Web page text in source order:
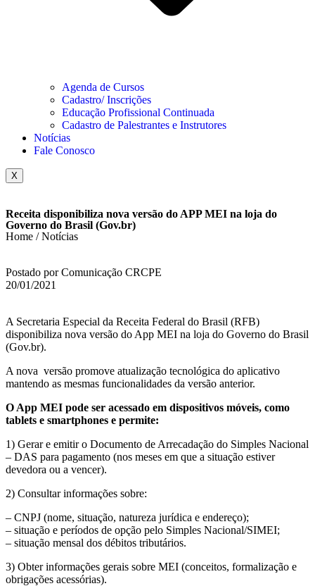
Agenda de Cursos
Cadastro/ Inscrições
Educação Profissional Continuada
Cadastro de Palestrantes e Instrutores
Notícias
Fale Conosco
X
Receita disponibiliza nova versão do APP MEI na loja do
Governo do Brasil (Gov.br)
Home / Notícias
Postado por Comunicação CRCPE
20/01/2021
A Secretaria Especial da Receita Federal do Brasil (RFB)
disponibiliza nova versão do App MEI na loja do Governo do Brasil
(Gov.br).
A nova versão promove atualização tecnológica do aplicativo
mantendo as mesmas funcionalidades da versão anterior.
O App MEI pode ser acessado em dispositivos móveis, como
tablets e smartphones e permite:
1) Gerar e emitir o Documento de Arrecadação do Simples Nacional
– DAS para pagamento (nos meses em que a situação estiver
devedora ou a vencer).
2) Consultar informações sobre:
– CNPJ (nome, situação, natureza jurídica e endereço);
– situação e períodos de opção pelo Simples Nacional/SIMEI;
– situação mensal dos débitos tributários.
3) Obter informações gerais sobre MEI (conceitos, formalização e
obrigações acessórias).